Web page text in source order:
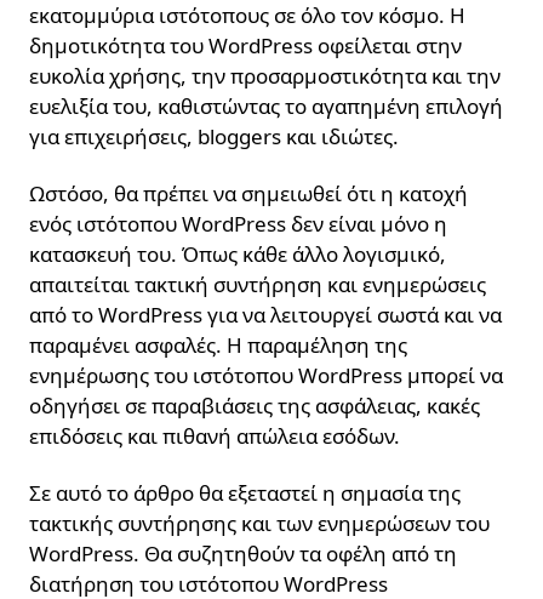
εκατομμύρια ιστότοπους σε όλο τον κόσμο. Η
δημοτικότητα του WordPress οφείλεται στην
ευκολία χρήσης, την προσαρμοστικότητα και την
ευελιξία του, καθιστώντας το αγαπημένη επιλογή
για επιχειρήσεις, bloggers και ιδιώτες.
Ωστόσο, θα πρέπει να σημειωθεί ότι η κατοχή
ενός ιστότοπου WordPress δεν είναι μόνο η
κατασκευή του. Όπως κάθε άλλο λογισμικό,
απαιτείται τακτική συντήρηση και ενημερώσεις
από το WordPress για να λειτουργεί σωστά και να
παραμένει ασφαλές. Η παραμέληση της
ενημέρωσης του ιστότοπου WordPress μπορεί να
οδηγήσει σε παραβιάσεις της ασφάλειας, κακές
επιδόσεις και πιθανή απώλεια εσόδων.
Σε αυτό το άρθρο θα εξεταστεί η σημασία της
τακτικής συντήρησης και των ενημερώσεων του
WordPress. Θα συζητηθούν τα οφέλη από τη
διατήρηση του ιστότοπου WordPress